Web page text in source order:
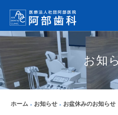
お知
ホーム お知らせ お盆休みのお知らせ